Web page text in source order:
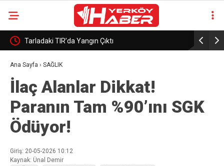
Tarladaki TIR’da Yangın Çıktı SOKAK
Ana Sayfa › SAĞLIK
İlaç Alanlar Dikkat!
Paranın Tam %90’ını SGK
Ödüyor!
Giriş: 20-05-2026 10:12
Kaynak: Ünal Demir